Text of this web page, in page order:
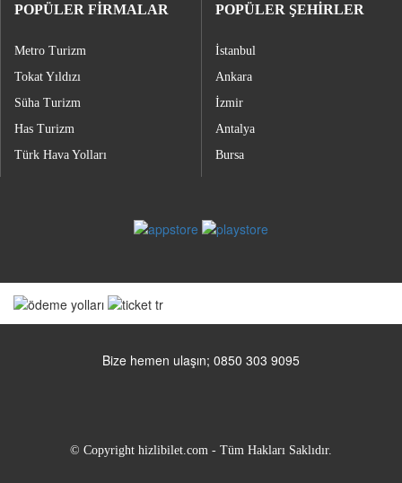
POPÜLER FİRMALAR
Metro Turizm
Tokat Yıldızı
Süha Turizm
Has Turizm
Türk Hava Yolları
POPÜLER ŞEHİRLER
İstanbul
Ankara
İzmir
Antalya
Bursa
Bize hemen ulaşın; 0850 303 9095
© Copyright hizlibilet.com - Tüm Hakları Saklıdır.